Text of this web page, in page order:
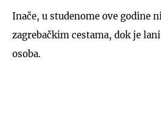
Inače, u studenome ove godine
zagrebačkim cestama, dok je
osoba.